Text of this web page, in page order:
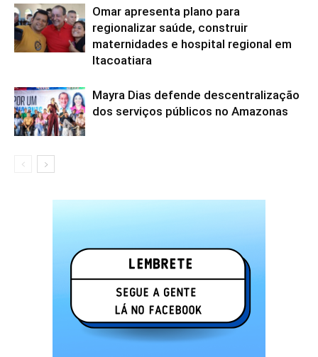
Omar apresenta plano para
regionalizar saúde, construir
maternidades e hospital regional em
Itacoatiara
Mayra Dias defende descentralização
dos serviços públicos no Amazonas